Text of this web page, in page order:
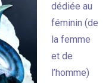
dédiée au
féminin (de
la femme
et de
l’homme)